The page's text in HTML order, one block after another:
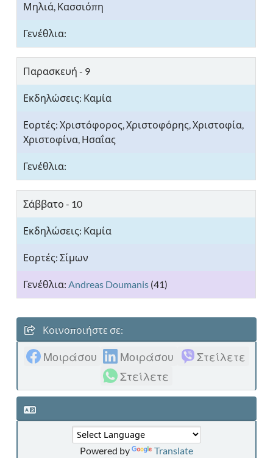
Μηλιά, Κασσιόπη
Παρασκευή - 9
Χριστόφορος, Χριστοφόρης, Χριστοφία,
Χριστοφίνα, Ησαΐας
Σάββατο - 10
Σίμων
Andreas Doumanis (41)
Κοινοποιήστε σε:
Μοιράσου Μοιράσου
Στείλετε
Στείλετε
Powered by Translate